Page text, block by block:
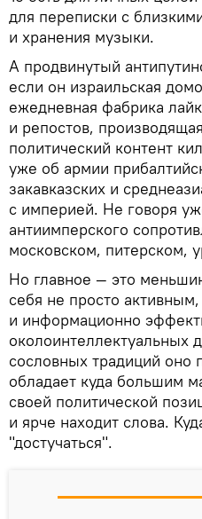
для переписки с
и хранения музыки.
А продвинутый
если он израильская
ежедневная фабрика
и репостов,
политический контент
уже об армии
закавказских и
с империей. Не говоря
антиимперского
московском, питерском,
Но главное — это
себя не просто
и информационно
околоинтеллектуальных
сословных традиций оно
обладает куда большим
своей политической
и ярче находит слова.
"достучаться".